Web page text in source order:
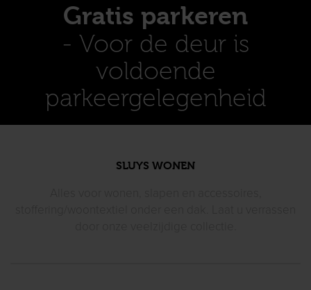
Gratis parkeren
- Voor de deur is
voldoende
parkeergelegenheid
SLUYS WONEN